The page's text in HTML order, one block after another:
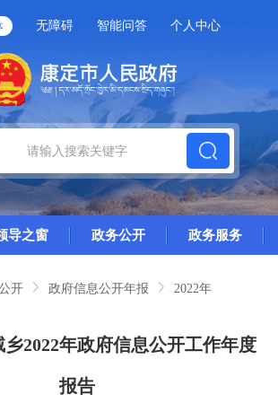
无障碍 智能问答 个人中心
导之窗 政务公开 政务服务
开 政府信息公开年报 2022年
2022年政府信息公开工作年度
报告